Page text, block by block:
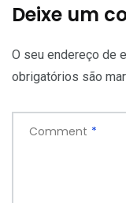
Deixe um
O seu endereço de
obrigatórios são
Comment *